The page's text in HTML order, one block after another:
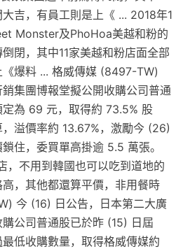
吉，有員工則是上《 ... 2018年1
Monster及PhoHoa美越和粉的
閉，其中11家美越和粉店面全部
爆料 ... 格威傳媒 (8497-TW)
集團博報堂擬公開收購公司普通
為 69 元，取得約 73.5% 股
溢價率約 13.67%，激勵今 (26)
住，委買單高掛逾 5.5 萬張。
，不用到韓國也可以吃到道地的
，其他都還算平價，非用餐時
今 (16) 日公告，日本第二大廣
公司普通股已於昨 (15) 日屆
低收購數量，取得格威傳媒約